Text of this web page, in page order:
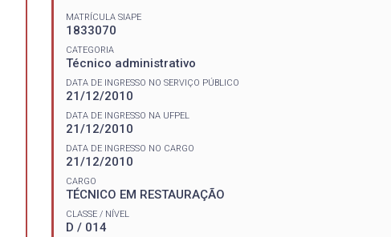
MATRÍCULA SIAPE
1833070
CATEGORIA
Técnico administrativo
DATA DE INGRESSO NO SERVIÇO PÚBLICO
21/12/2010
DATA DE INGRESSO NA UFPEL
21/12/2010
DATA DE INGRESSO NO CARGO
21/12/2010
CARGO
TÉCNICO EM RESTAURAÇÃO
CLASSE / NÍVEL
D / 014